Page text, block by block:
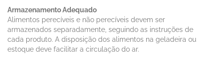
Armazenamento Adequado
Alimentos perecíveis e não perecíveis devem ser
armazenados separadamente, seguindo as instruções de
cada produto. A disposição dos alimentos na geladeira ou
estoque deve facilitar a circulação do ar.